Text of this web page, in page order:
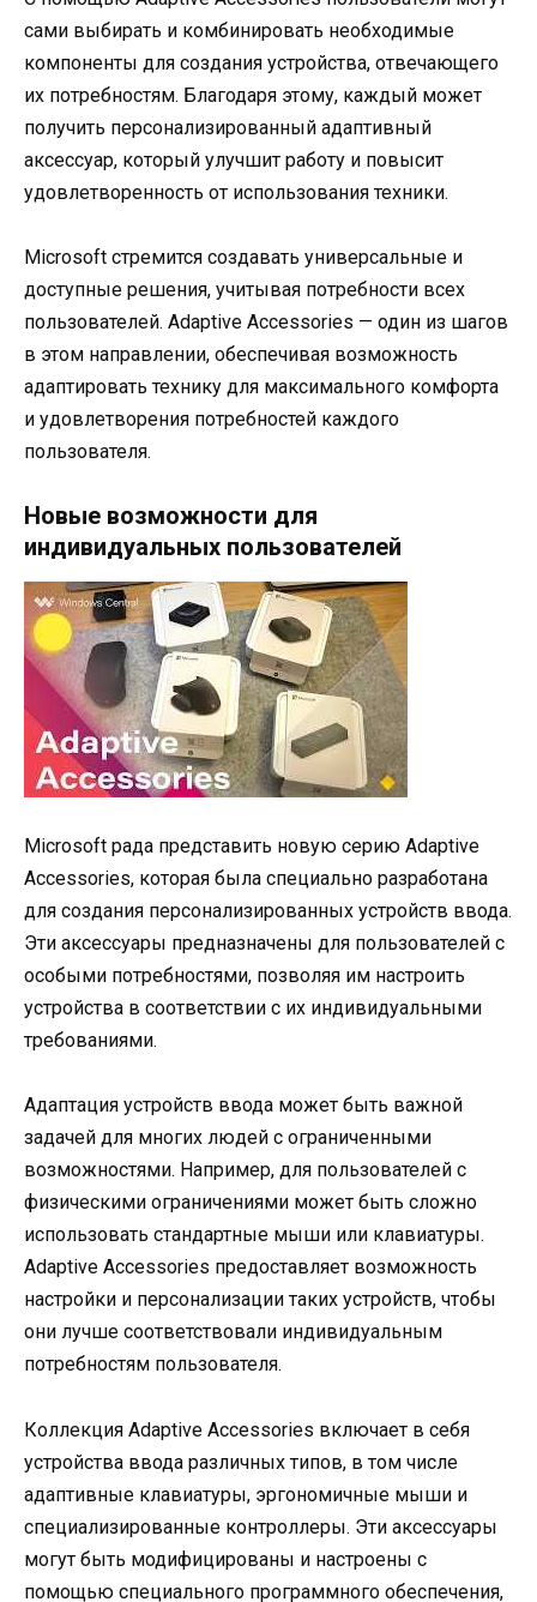
сами выбирать и комбинировать необходимые
компоненты для создания устройства, отвечающего
их потребностям. Благодаря этому, каждый может
получить персонализированный адаптивный
аксессуар, который улучшит работу и повысит
удовлетворенность от использования техники.
Microsoft стремится создавать универсальные и
доступные решения, учитывая потребности всех
пользователей. Adaptive Accessories — один из шагов
в этом направлении, обеспечивая возможность
адаптировать технику для максимального комфорта
и удовлетворения потребностей каждого
пользователя.
Новые возможности для
индивидуальных пользователей
Microsoft рада представить новую серию Adaptive
Accessories, которая была специально разработана
для создания персонализированных устройств ввода.
Эти аксессуары предназначены для пользователей с
особыми потребностями, позволяя им настроить
устройства в соответствии с их индивидуальными
требованиями.
Адаптация устройств ввода может быть важной
задачей для многих людей с ограниченными
возможностями. Например, для пользователей с
физическими ограничениями может быть сложно
использовать стандартные мыши или клавиатуры.
Adaptive Accessories предоставляет возможность
настройки и персонализации таких устройств, чтобы
они лучше соответствовали индивидуальным
потребностям пользователя.
Коллекция Adaptive Accessories включает в себя
устройства ввода различных типов, в том числе
адаптивные клавиатуры, эргономичные мыши и
специализированные контроллеры. Эти аксессуары
могут быть модифицированы и настроены с
помощью специального программного обеспечения,